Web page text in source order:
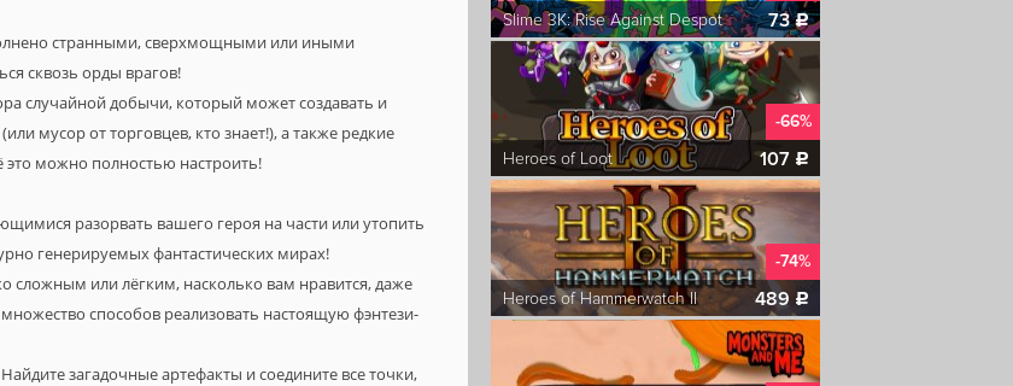
странными, сверхмощными или иными
сквозь орды врагов!
случайной добычи, который может создавать и
мусор от торговцев, кто знает!), а также редкие
можно полностью настроить!
разорвать вашего героя на части или утопить
генерируемых фантастических мирах!
сложным или лёгким, насколько вам нравится, даже
способов реализовать настоящую фэнтези-
загадочные артефакты и соедините все точки,
Slime 3K: Rise Against Despot
73c
-66%
Heroes of Loot
107 c
-74%
Heroes of Hammerwatch II
489 c